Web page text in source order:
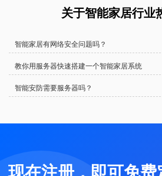
关于智能家居行业
智能家居有网络安全问题吗？
教你用服务器快速搭建一个智能家居系统
智能安防需要服务器吗？
现在注册，即可免